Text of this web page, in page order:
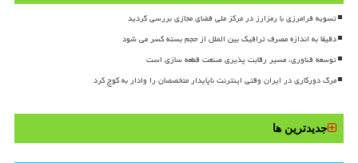
تسویه فرامرزی با رمزارز در مرکز ملی فضای مجازی بررسی گردید
دقیقا به اندازه مصرف ترافیک بین الملل از حجم بسته کسر می شود
توسعه فناوری، مسیر رقابت پذیری صنعت قطعه سازی است
مرگ دورکاری در ایران وقتی اینترنت ناپایدار متخصصان را وادار به کوچ کرد
جدیدترین ها